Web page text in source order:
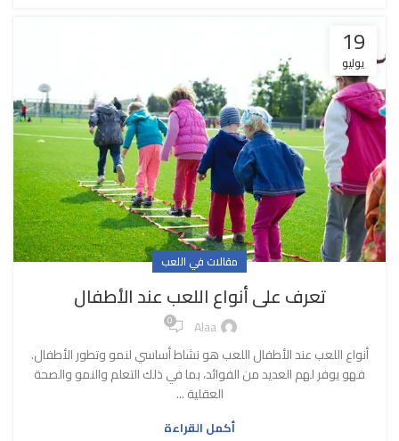
19
يوليو
مقالات في اللعب
تعرف على أنواع اللعب عند الأطفال
Alaa
0
أنواع اللعب عند الأطفال اللعب هو نشاط أساسي لنمو وتطور الأطفال.
فهو يوفر لهم العديد من الفوائد، بما في ذلك التعلم والنمو والصحة
العقلية ...
أكمل القراءة